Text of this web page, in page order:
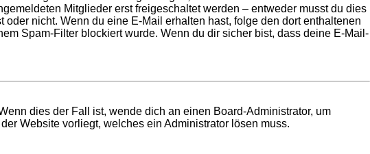
Mitglieder erst freigeschaltet werden – entweder musst du dies
nicht. Wenn du eine E-Mail erhalten hast, folge den dort enthaltenen
Spam-Filter blockiert wurde. Wenn du dir sicher bist, dass deine E-Mail-
dies der Fall ist, wende dich an einen Board-Administrator, um
Website vorliegt, welches ein Administrator lösen muss.